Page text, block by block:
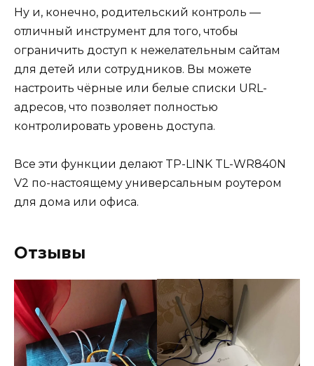
Ну и, конечно, родительский контроль —
отличный инструмент для того, чтобы
ограничить доступ к нежелательным сайтам
для детей или сотрудников. Вы можете
настроить чёрные или белые списки URL-
адресов, что позволяет полностью
контролировать уровень доступа.
Все эти функции делают TP-LINK TL-WR840N
V2 по-настоящему универсальным роутером
для дома или офиса.
Отзывы